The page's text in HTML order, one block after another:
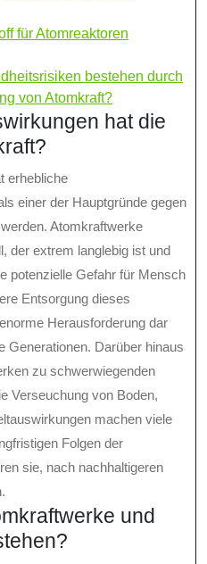
für Atomreaktoren
bestehen durch
von Atomkraft?
hat die
erhebliche
einer der Hauptgründe gegen
Atomkraftwerke
der extrem langlebig ist und
potenzielle Gefahr für Mensch
Entsorgung dieses
Herausforderung dar
Generationen. Darüber hinaus
zu schwerwiegenden
Verseuchung von Boden,
machen viele
Folgen der
sie, nach nachhaltigeren
und